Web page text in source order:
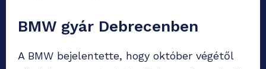
BMW gyár Debrecenben
A BMW bejelentette, hogy október végétől